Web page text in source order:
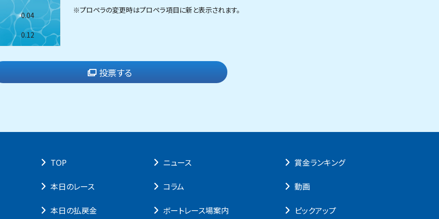
0.04
0.12
※プロペラの変更時はプロペラ項目に新と表示されます。
投票する
TOP
本⽇のレース
本⽇の払戻⾦
ニュース
コラム
ボートレース場案内
賞⾦ランキング
動画
ピックアップ